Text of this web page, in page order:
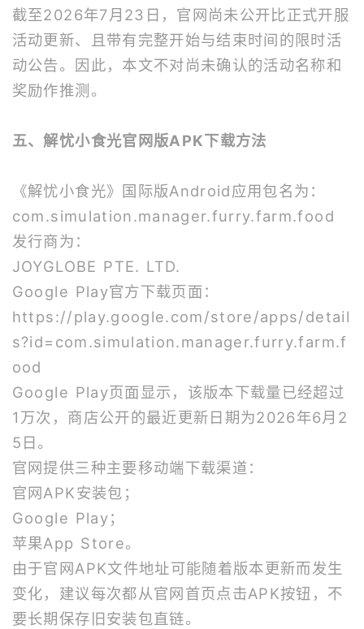
截至2026年7月23日，官网尚未公开比正式开服
活动更新、且带有完整开始与结束时间的限时活
动公告。因此，本文不对尚未确认的活动名称和
奖励作推测。
五、解忧小食光官网版APK下载方法
《解忧小食光》国际版Android应用包名为：
com.simulation.manager.furry.farm.food
发行商为：
JOYGLOBE PTE. LTD.
Google Play官方下载页面：
https://play.google.com/store/apps/detail
s?id=com.simulation.manager.furry.farm.f
ood
Google Play页面显示，该版本下载量已经超过
1万次，商店公开的最近更新日期为2026年6月2
5日。
官网提供三种主要移动端下载渠道：
官网APK安装包；
Google Play；
苹果App Store。
由于官网APK文件地址可能随着版本更新而发生
变化，建议每次都从官网首页点击APK按钮，不
要长期保存旧安装包直链。